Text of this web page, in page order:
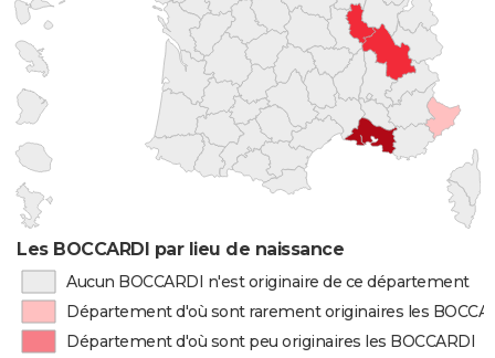
Les BOCCARDI par lieu de naissance
Aucun BOCCARDI n'est originaire de ce département
Département d'où sont rarement originaires les
Département d'où sont peu originaires les BOCCARDI